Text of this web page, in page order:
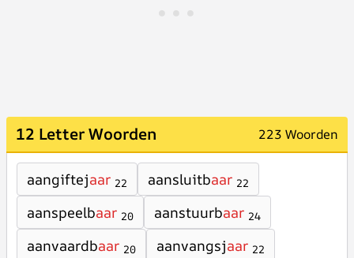
12 Letter Woorden 223 Woorden
aangiftejaar 22 aansluitbaar 22
aanspeelbaar 20 aanstuurbaar 24
aanvaardbaar 20 aanvangsjaar 22